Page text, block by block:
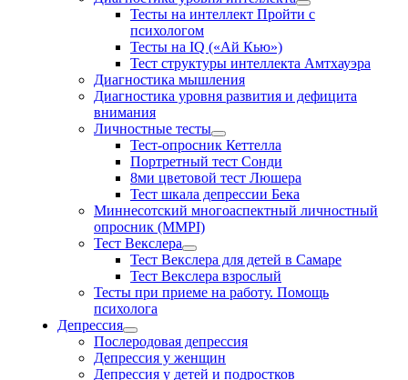
Тесты на интеллект Пройти с
психологом
Тесты на IQ («Ай Кью»)
Тест структуры интеллекта Амтхауэра
Диагностика мышления
Диагностика уровня развития и дефицита
внимания
Личностные тесты
Тест-опросник Кеттелла
Портретный тест Сонди
8ми цветовой тест Люшера
Тест шкала депрессии Бека
Миннесотский многоаспектный личностный
опросник (MMPI)
Тест Векслера
Тест Векслера для детей в Самаре
Тест Векслера взрослый
Тесты при приеме на работу. Помощь
психолога
Депрессия
Послеродовая депрессия
Депрессия у женщин
Депрессия у детей и подростков